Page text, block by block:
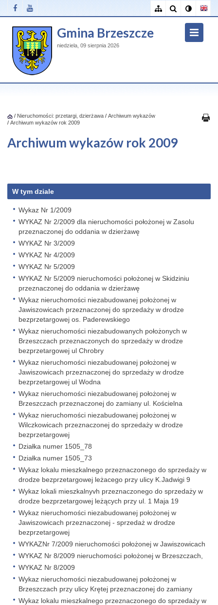
Gmina Brzeszcze
niedziela, 09 sierpnia 2026
/ Nieruchomości: przetargi, dzierżawa / Archiwum wykazów
/ Archiwum wykazów rok 2009
Archiwum wykazów rok 2009
W tym dziale
Wykaz Nr 1/2009
WYKAZ Nr 2/2009 dla nieruchomości położonej w Zasolu
przeznaczonej do oddania w dzierżawę
WYKAZ Nr 3/2009
WYKAZ Nr 4/2009
WYKAZ Nr 5/2009
WYKAZ Nr 5/2009 nieruchomości położonej w Skidziniu
przeznaczonej do oddania w dzierżawę
Wykaz nieruchomości niezabudowanej położonej w
Jawiszowicach przeznaczonej do sprzedaży w drodze
bezprzetargowej os. Paderewskiego
Wykaz nieruchomości niezabudowanych położonych w
Brzeszczach przeznaczonych do sprzedaży w drodze
bezprzetargowej ul Chrobry
Wykaz nieruchomości niezabudowanej położonej w
Jawiszowicach przeznaczonej do sprzedaży w drodze
bezprzetargowej ul Wodna
Wykaz nieruchomości niezabudowanej położonej w
Brzeszczach przeznaczonej do zamiany ul. Kościelna
Wykaz nieruchomości niezabudowanej położonej w
Wilczkowicach przeznaczonej do sprzedaży w drodze
bezprzetargowej
Działka numer 1505_78
Działka numer 1505_73
Wykaz lokalu mieszkalnego przeznaczonego do sprzedaży w
drodze bezprzetargowej leżacego przy ulicy K.Jadwigi 9
Wykaz lokali mieszkalnyvh przeznaczonego do sprzedaży w
drodze bezprzetargowej leżących przy ul. 1 Maja 19
Wykaz nieruchomości niezabudowanej położonej w
Jawiszowicach przeznaczonej - sprzedaż w drodze
bezprzetargowej
WYKAZNr 7/2009 nieruchomości położonej w Jawiszowicach
WYKAZ Nr 8/2009 nieruchomości położonej w Brzeszczach,
WYKAZ Nr 8/2009
Wykaz nieruchomości niezabudowanej położonej w
Brzeszczach przy ulicy Krętej przeznaczonej do zamiany
Wykaz lokalu mieszkalnego przeznaczonego do sprzedaży w